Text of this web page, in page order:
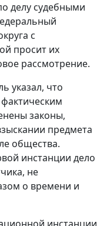
делу судебными
с
просит их
рассмотрение.
указал, что
законы,
предмета
общества.
инстанции дело
не
о времени и